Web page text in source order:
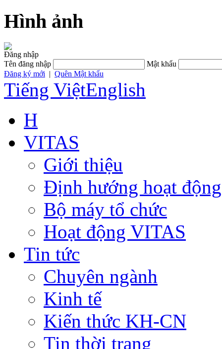
Hình ảnh
Đăng nhập
Tên đăng nhập
Mật khẩu
Đăng ký mới | Quên Mật khẩu
Tiếng ViệtEnglish
H
VITAS
Giới thiệu
Định hướng hoạt động
Bộ máy tổ chức
Hoạt động VITAS
Tin tức
Chuyên ngành
Kinh tế
Kiến thức KH-CN
Tin thời trang